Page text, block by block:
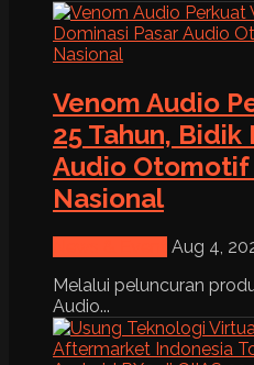
Venom Audio
25 Tahun, Bidik
Audio
Nasional
Aug 4,
Melalui peluncuran
Audio...